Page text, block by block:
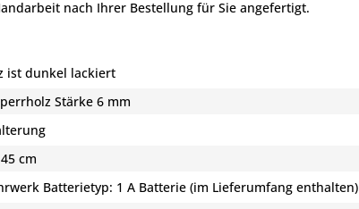
nach Ihrer Bestellung für Sie angefertigt.
ist dunkel lackiert
Stärke 6 mm
cm
Batterietyp: 1 A Batterie (im Lieferumfang enthalten)